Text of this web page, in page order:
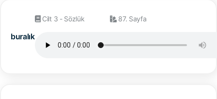
buralık
Cilt 3 - Sözlük 87. Sayfa